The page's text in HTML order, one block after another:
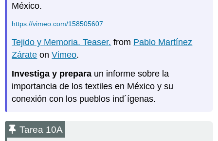
México.
https://vimeo.com/158505607
Tejido y Memoria. Teaser. from Pablo Martínez
Zárate onVimeo.
Investiga y prepara un informe sobre la
importancia de los textiles en México y su
conexión con los pueblos ind´ígenas.
Tarea 10A